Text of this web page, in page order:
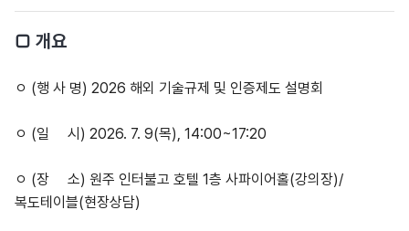
□ 개요
ㅇ (행 사 명) 2026 해외 기술규제 및 인증제도 설명회
ㅇ (일 시) 2026. 7. 9(목), 14:00~17:20
ㅇ (장 소) 원주 인터불고 호텔 1층 사파이어홀(강의장)/
복도테이블(현장상담)